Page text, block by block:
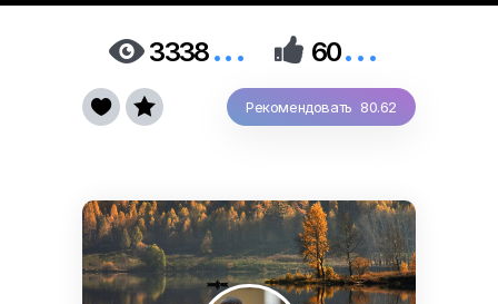
3338...  60...
Рекомендовать 80.62
 